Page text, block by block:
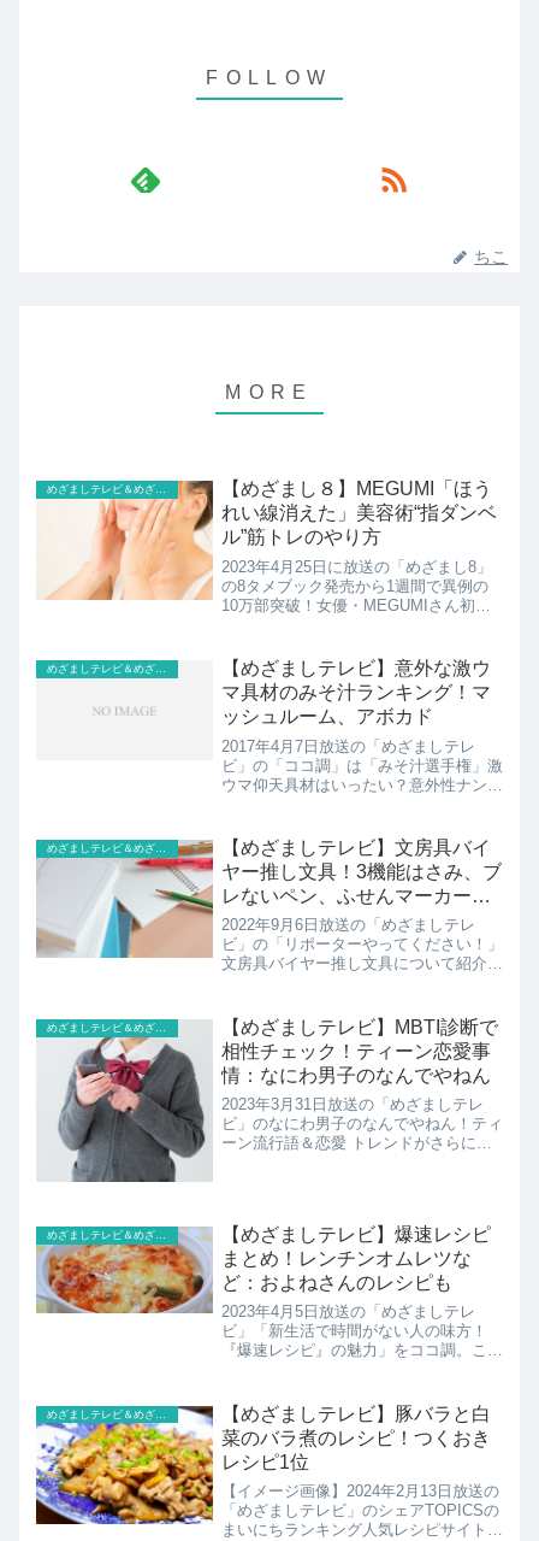
ちこ
めざましテレビ＆めざまし８
【めざまし８】MEGUMI「ほう
れい線消えた」美容術“指ダンベ
ル”筋トレのやり方
2023年4月25日に放送の「めざまし8」
の8タメブック発売から1週間で異例の
10万部突破！女優・MEGUMIさん初の
では“指ダンベル”筋トレのやり方などの
紹介をし...
めざましテレビ＆めざまし８
【めざましテレビ】意外な激ウ
マ具材のみそ汁ランキング！マ
ッシュルーム、アボカド
2017年4月7日放送の「めざましテレ
ビ」の「ココ調」は「みそ汁選手権」激
ウマ仰天具材はいったい？意外性ナンバ
日、料理研究家 土井善晴さんがツイッ
ターでで焼き食パン入りの...
【めざましテレビ】文房具バイ
ヤー推し文具！3機能はさみ、ブ
レないペン、ふせんマーカー、
ノートほか
2022年9月6日放送の「めざましテレ
ビ」の「リポーターやってください！」
文房具バイヤー推し文具について紹介で
【めざましテレビ】MBTI診断で
相性チェック！ティーン恋愛事
情：なにわ男子のなんでやねん
2023年3月31日放送の「めざましテレ
ビ」のなにわ男子のなんでやねん！ティ
ーン流行語＆恋愛 トレンドがさらに進
【めざましテレビ】爆速レシピ
まとめ！レンチンオムレツな
ど：およねさんのレシピも
2023年4月5日放送の「めざましテレ
ビ」「新生活で時間がない人の味方！
『爆速レシピ』の魅力」をココ調。こち
【めざましテレビ】豚バラと白
菜のバラ煮のレシピ！つくおき
レシピ1位
【イメージ画像】2024年2月13日放送の
「めざましテレビ」のシェアTOPICSの
まいにちランキング人気レシピサイト